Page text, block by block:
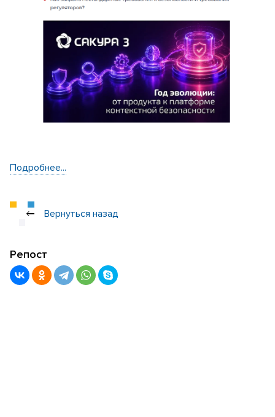
Подробнее...
Вернуться назад
Репост